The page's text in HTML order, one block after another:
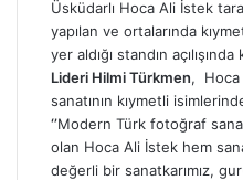
Üsküdarlı Hoca Ali İstek
yapılan ve ortalarında
yer aldığı standın
Lideri Hilmi Türkmen, Hoca
sanatının kıymetli
‘’Modern Türk fotoğraf
olan Hoca Ali İstek hem
değerli bir sanatkarımız,